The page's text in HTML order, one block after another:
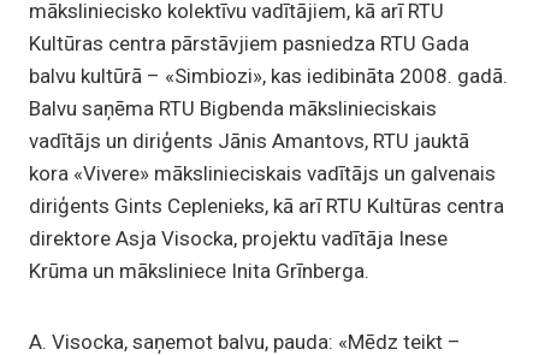
māksliniecisko kolektīvu vadītājiem, kā arī RTU
Kultūras centra pārstāvjiem pasniedza RTU Gada
balvu kultūrā – «Simbiozi», kas iedibināta 2008. gadā.
Balvu saņēma RTU Bigbenda mākslinieciskais
vadītājs un diriģents Jānis Amantovs, RTU jauktā
kora «Vivere» mākslinieciskais vadītājs un galvenais
diriģents Gints Ceplenieks, kā arī RTU Kultūras centra
direktore Asja Visocka, projektu vadītāja Inese
Krūma un māksliniece Inita Grīnberga.
A. Visocka, saņemot balvu, pauda: «Mēdz teikt –